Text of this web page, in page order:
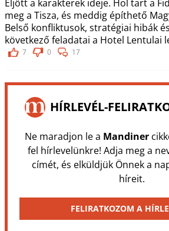
Eljött a karakterek ideje. Hol tart a
meg a Tisza, és meddig építhető
Belső konfliktusok, stratégiai hibák
következő feladatai a Hotel Lentulai
7 0 17
HÍRLEVÉL-
Ne maradjon le a Mandiner
fel hírlevelünkre! Adja meg a
címét, és elküldjük Önnek a
híreit.
FELIRATKOZOM A